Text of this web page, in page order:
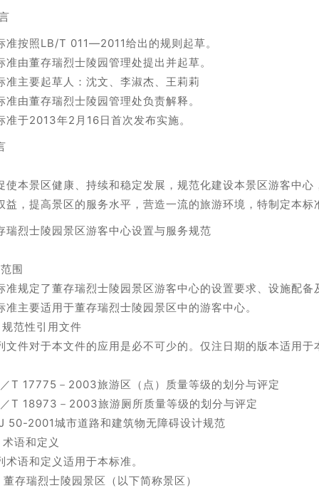
准按照LB/T 011—2011给出的规则起草。
准由董存瑞烈士陵园管理处提出并起草。
准主要起草人：沈文、李淑杰、王莉莉
准由董存瑞烈士陵园管理处负责解释。
准于2013年2月16日首次发布实施。
使本景区健康、持续和稳定发展，规范化建设本景区游客中心
益，提高景区的服务水平，营造一流的旅游环境，特制定本
瑞烈士陵园景区游客中心设置与服务规范
围
准规定了董存瑞烈士陵园景区游客中心的设置要求、设施配
准主要适用于董存瑞烈士陵园景区中的游客中心。
范性引用文件
文件对于本文件的应用是必不可少的。仅注日期的版本适用
T 17775－2003旅游区（点）质量等级的划分与评定
T 18973－2003旅游厕所质量等级的划分与评定
50-2001城市道路和建筑物无障碍设计规范
语和定义
术语和定义适用于本标准。
存瑞烈士陵园景区（以下简称景区）